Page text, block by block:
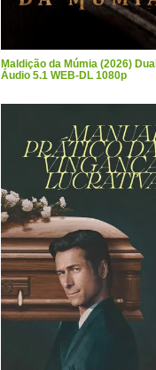
Maldição da Múmia (2026) Dual
Áudio 5.1 WEB-DL 1080p